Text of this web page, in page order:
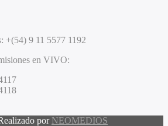
+(54) 9 11 5577 1192
en VIVO:
por NEOMEDIOS